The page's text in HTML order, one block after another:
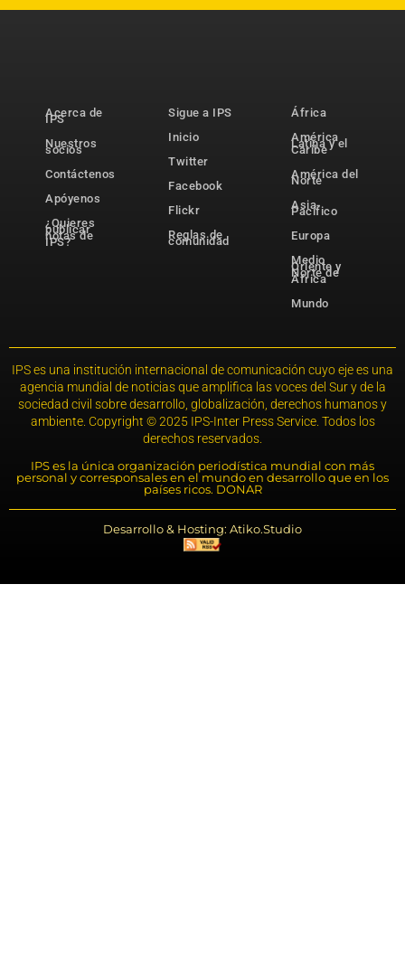
Acerca de
IPS
Nuestros
socios
Contáctenos
Apóyenos
¿Quieres
publicar
notas de
IPS?
Sigue a IPS
Inicio
Twitter
Facebook
Flickr
Reglas de
comunidad
África
América
Latina y el
Caribe
América del
Norte
Asia-
Pacífico
Europa
Medio
Oriente y
Norte de
África
Mundo
IPS es una institución internacional de comunicación cuyo eje es una
agencia mundial de noticias que amplifica las voces del Sur y de la
sociedad civil sobre desarrollo, globalización, derechos humanos y
ambiente. Copyright © 2025 IPS-Inter Press Service. Todos los
derechos reservados.
IPS es la única organización periodística mundial con más
personal y corresponsales en el mundo en desarrollo que en los
países ricos. DONAR
Desarrollo & Hosting: Atiko.Studio